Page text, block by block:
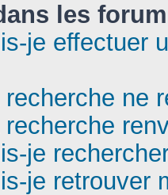
les
je effectuer
ne
je
je retrouver